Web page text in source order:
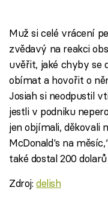
Muž si celé vrácení
zvědavý na reakci
uvěřit, jaké chyby se
obímat a hovořit o
Josiah si neodpustil
jestli v podniku
jen objímali, děkovali
McDonald's na
také dostal 200
Zdroj:delish